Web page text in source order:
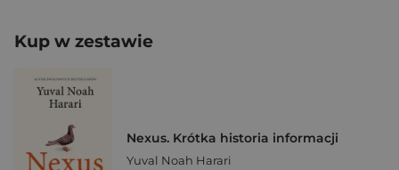
Kup w zestawie
Nexus. Krótka historia informacji
Yuval Noah Harari